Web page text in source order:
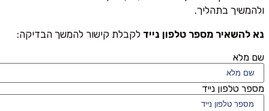
ולהמשיך בתהליך.
נא להשאיר מספר טלפון נייד לקבלת קישור להמשך הבדיקה:
שם מלא
מספר טלפון נייד